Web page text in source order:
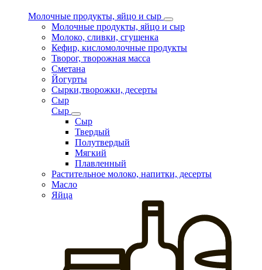
Молочные продукты, яйцо и сыр
Молочные продукты, яйцо и сыр
Молоко, сливки, сгущенка
Кефир, кисломолочные продукты
Творог, творожная масса
Сметана
Йогурты
Сырки,творожки, десерты
Сыр
Сыр
Сыр
Твердый
Полутвердый
Мягкий
Плавленный
Растительное молоко, напитки, десерты
Масло
Яйца